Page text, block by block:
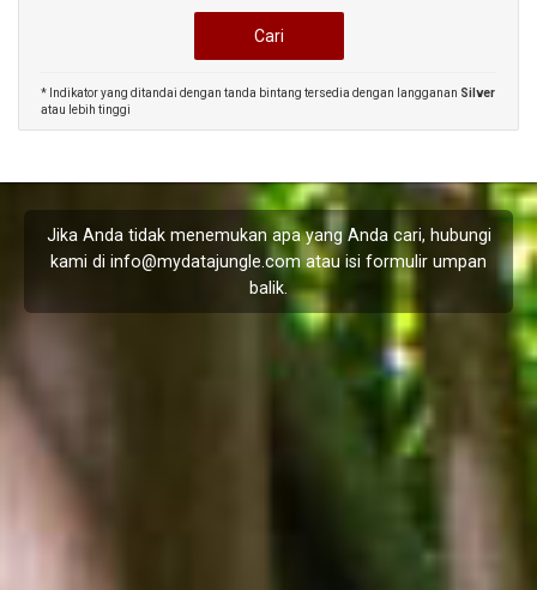
* Indikator yang ditandai dengan tanda bintang tersedia dengan langganan Silver
atau lebih tinggi
Jika Anda tidak menemukan apa yang Anda cari, hubungi
kami di info@mydatajungle.comatau isi formulir umpan
balik